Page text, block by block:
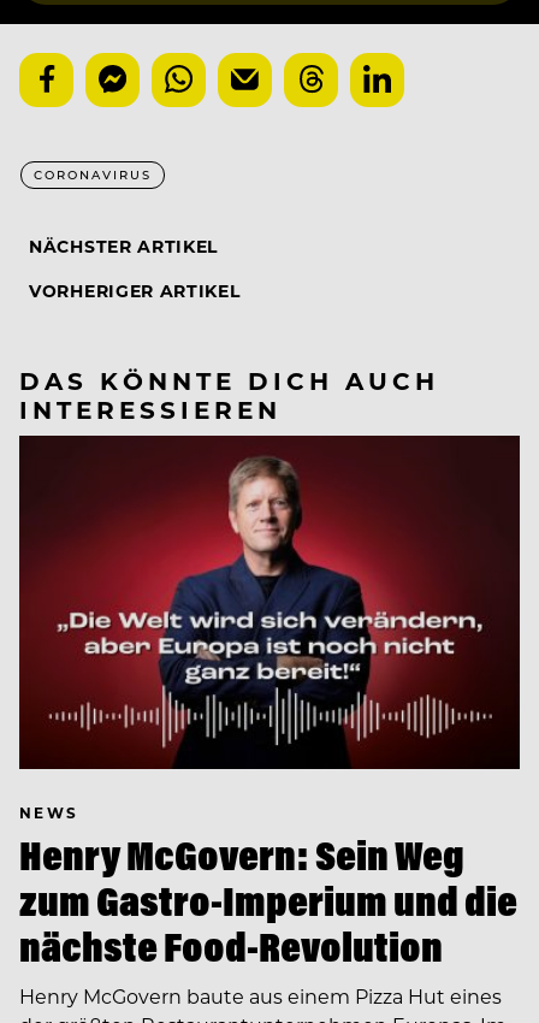
CORONAVIRUS
NÄCHSTER ARTIKEL
VORHERIGER ARTIKEL
DAS KÖNNTE DICH AUCH
INTERESSIEREN
NEWS
Henry McGovern: Sein Weg
zum Gastro-Imperium und die
nächste Food-Revolution
Henry McGovern baute aus einem Pizza Hut eines